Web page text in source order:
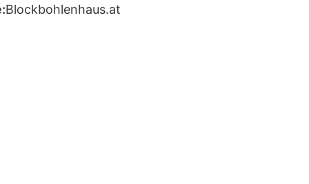
Blockbohlenhaus.at